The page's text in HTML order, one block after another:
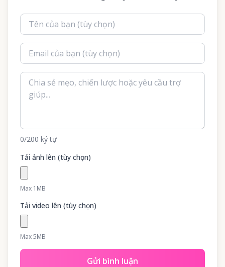
0/200 ký tự
Tải ảnh lên (tùy chọn)
Max 1MB
Tải video lên (tùy chọn)
Max 5MB
Gửi bình luận